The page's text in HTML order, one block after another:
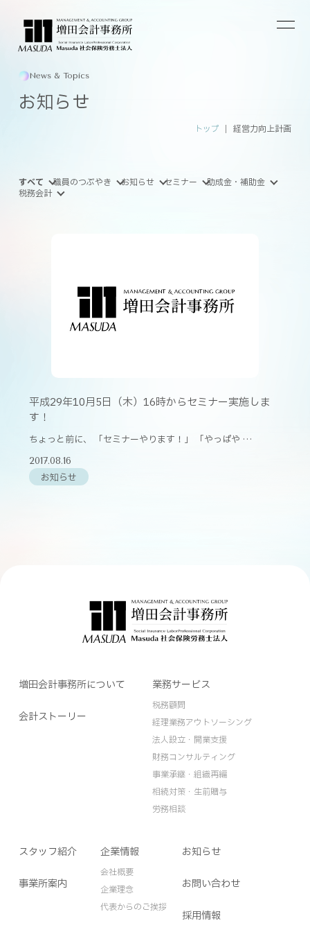
News & Topics
お知らせ
トップ 経営力向上計画
すべて 職員のつぶやき お知らせ セミナー
助成金・補助金
税務会計
平成29年10月5日（木）16時からセミナー実施しま
す！
ちょっと前に、 「セミナーやります！」 「やっぱや …
2017.08.16
お知らせ
増田会計事務所について
会計ストーリー
業務サービス
税務顧問
経理業務アウトソーシング
法人設立・開業支援
財務コンサルティング
事業承継・組織再編
相続対策・生前贈与
労務相談
スタッフ紹介
事業所案内
企業情報
会社概要
企業理念
代表からのご挨拶
お知らせ
お問い合わせ
採用情報